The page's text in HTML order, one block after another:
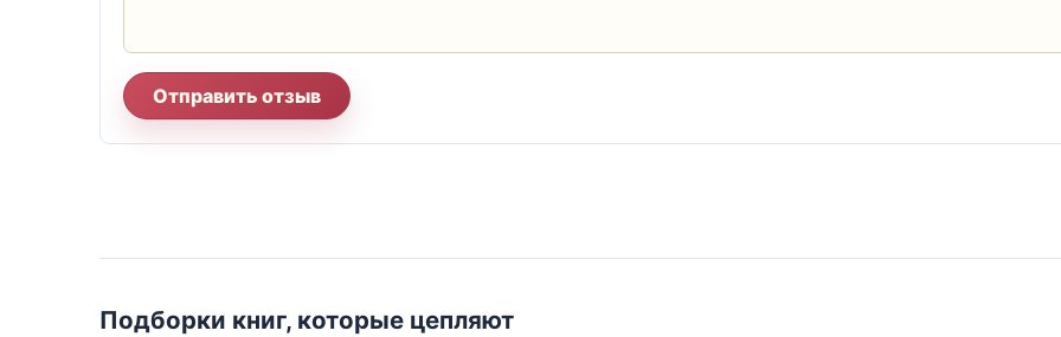
Отправить отзыв
Подборки книг, которые цепляют